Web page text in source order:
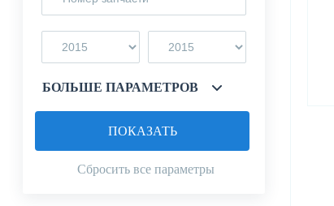
БОЛЬШЕ ПАРАМЕТРОВ
Сбросить все параметры
ПОКАЗАТЬ